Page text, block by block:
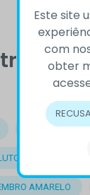
o
BEM-ESTAR
AMARELO
Este site
com
obter